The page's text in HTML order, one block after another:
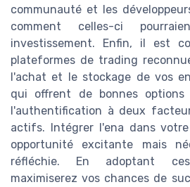
communauté et les
comment celles-ci
investissement. Enfin, il est
plateformes de trading
l'achat et le stockage de vos
qui offrent de bonnes options
l'authentification à deux
actifs. Intégrer l'ena dans
opportunité excitante mais
réfléchie. En adoptant
maximiserez vos chances de